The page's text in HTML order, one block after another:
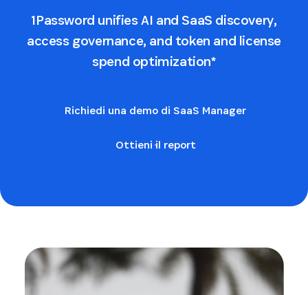
1Password unifies AI and SaaS discovery,
access governance, and token and license
spend optimization*
Richiedi una demo di SaaS Manager
Ottieni il report